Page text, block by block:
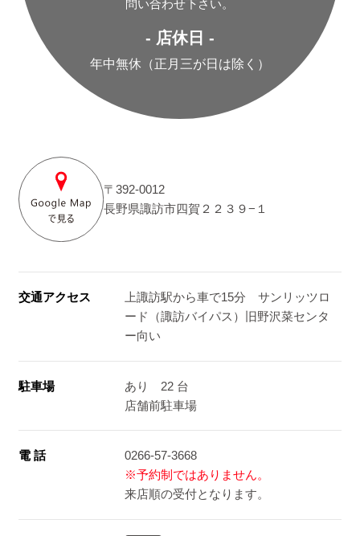
問い合わせ下さい。
- 店休日 -
年中無休（正月三が日は除く）
〒392-0012
長野県諏訪市四賀２２３９−１
交通アクセス
上諏訪駅から車で15分 サンリッツロ
ード（諏訪バイパス）旧野沢菜センタ
ー向い
駐車場
あり 22 台
店舗前駐車場
電 話
0266-57-3668
※予約制ではありません。
来店順の受付となります。